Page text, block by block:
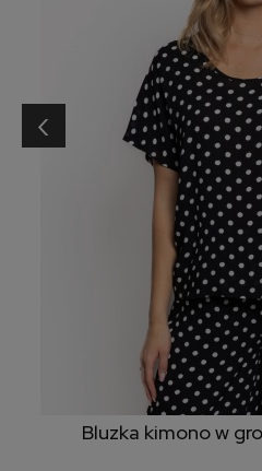
Bluzka kimono w
‹